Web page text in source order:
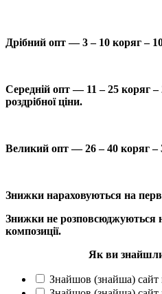
Дрібний опт — 3 – 10 коряг –
Середній опт — 11 – 25 коряг –
роздрібної ціни.
Великий опт — 26 – 40 коряг –
Знижки нараховуються на
Знижки не розповсюджуються
композиції.
Як ви
Знайшов (знайша) сайт